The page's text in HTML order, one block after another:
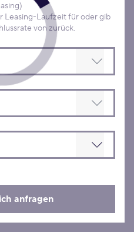
Laufzeit für oder gib
es nach Zahlung einer Schlussrate von zurück.
anfragen